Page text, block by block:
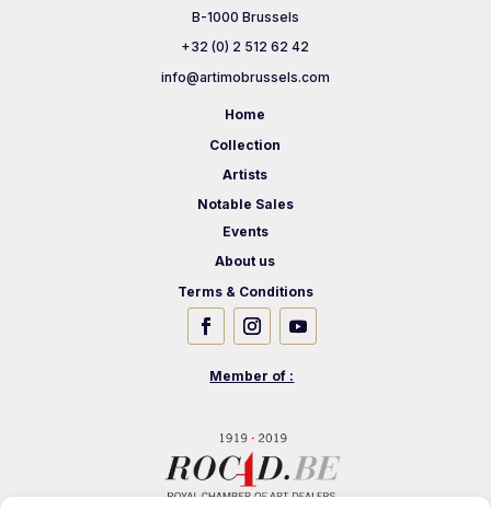
B-1000 Brussels
+32 (0) 2 512 62 42
info@artimobrussels.com
Home
Collection
Artists
Notable Sales
Events
About us
Terms & Conditions
Member of :